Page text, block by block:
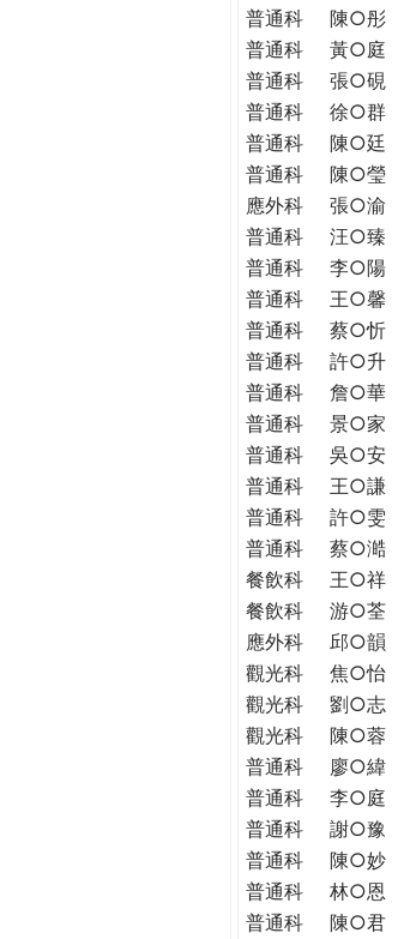
普通科
陳○彤
普通科
黃○庭
普通科
張○硯
普通科
徐○群
普通科
陳○廷
普通科
陳○瑩
應外科
張○渝
普通科
汪○臻
普通科
李○陽
普通科
王○馨
普通科
蔡○忻
普通科
許○升
普通科
詹○華
普通科
景○家
普通科
吳○安
普通科
王○謙
普通科
許○雯
普通科
蔡○澔
餐飲科
王○祥
餐飲科
游○荃
應外科
邱○韻
觀光科
焦○怡
觀光科
劉○志
觀光科
陳○蓉
普通科
廖○緯
普通科
李○庭
普通科
謝○豫
普通科
陳○妙
普通科
林○恩
普通科
陳○君